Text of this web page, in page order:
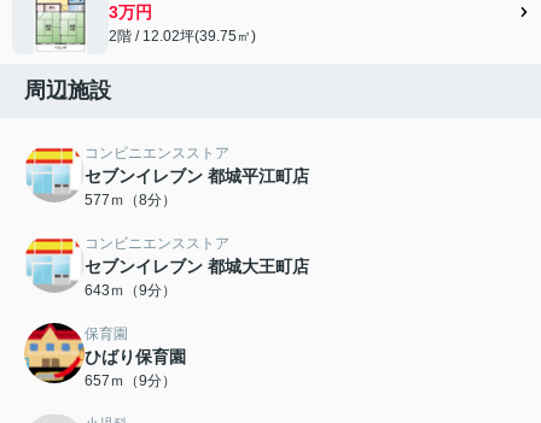
3万円
2階 / 12.02坪(39.75㎡)
周辺施設
コンビニエンスストア
セブンイレブン 都城平江町店
577ｍ（8分）
コンビニエンスストア
セブンイレブン 都城大王町店
643ｍ（9分）
保育園
ひばり保育園
657ｍ（9分）